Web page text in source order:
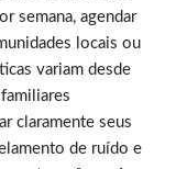
semana, agendar
locais ou
variam desde
claramente seus
de ruído e